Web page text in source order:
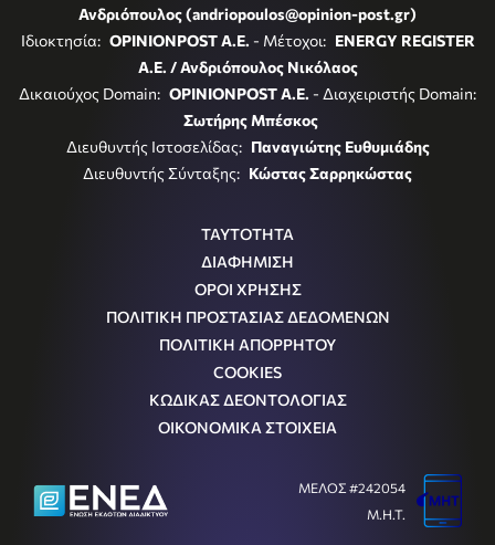
Ανδριόπουλος (andriopoulos@opinion-post.gr)
Ιδιοκτησία: OPINIONPOST A.E. - Μέτοχοι: ENERGY REGISTER
Α.Ε. / Ανδριόπουλος Νικόλαος
Δικαιούχος Domain: OPINIONPOST A.E. - Διαχειριστής Domain:
Σωτήρης Μπέσκος
Διευθυντής Ιστοσελίδας: Παναγιώτης Ευθυμιάδης
Διευθυντής Σύνταξης: Κώστας Σαρρηκώστας
ΤΑΥΤΟΤΗΤΑ
ΔΙΑΦΗΜΙΣΗ
ΟΡΟΙ ΧΡΗΣΗΣ
ΠΟΛΙΤΙΚΗ ΠΡΟΣΤΑΣΙΑΣ ΔΕΔΟΜΕΝΩΝ
ΠΟΛΙΤΙΚΗ ΑΠΟΡΡΗΤΟΥ
COOKIES
ΚΩΔΙΚΑΣ ΔΕΟΝΤΟΛΟΓΙΑΣ
ΟΙΚΟΝΟΜΙΚΑ ΣΤΟΙΧΕΙΑ
ΜΕΛΟΣ #242054
Μ.Η.Τ.